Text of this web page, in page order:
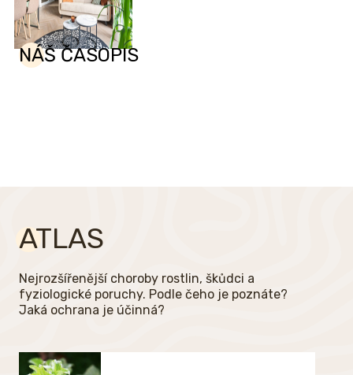
NÁŠ ČASOPIS
ATLAS
Nejrozšířenější choroby rostlin, škůdci a
fyziologické poruchy. Podle čeho je poznáte?
Jaká ochrana je účinná?